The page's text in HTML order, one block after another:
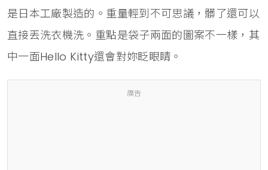
是日本工廠製造的。重量輕到不可思議，髒了還可以
直接丟洗衣機洗。重點是袋子兩面的圖案不一樣，其
中一面Hello Kitty還會對妳眨眼睛。
廣告